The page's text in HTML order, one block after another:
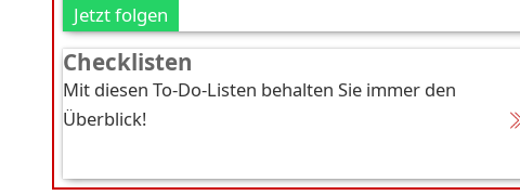
Jetzt folgen
Checklisten
Mit diesen To-Do-Listen behalten Sie immer den
Überblick!